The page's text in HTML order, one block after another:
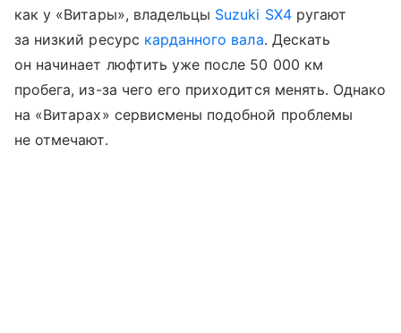
как у «Витары», владельцы Suzuki SX4ругают
за низкий ресурс карданного вала. Дескать
он начинает люфтить уже после 50 000 км
пробега, из-за чего его приходится менять. Однако
на «Витарах» сервисмены подобной проблемы
не отмечают.